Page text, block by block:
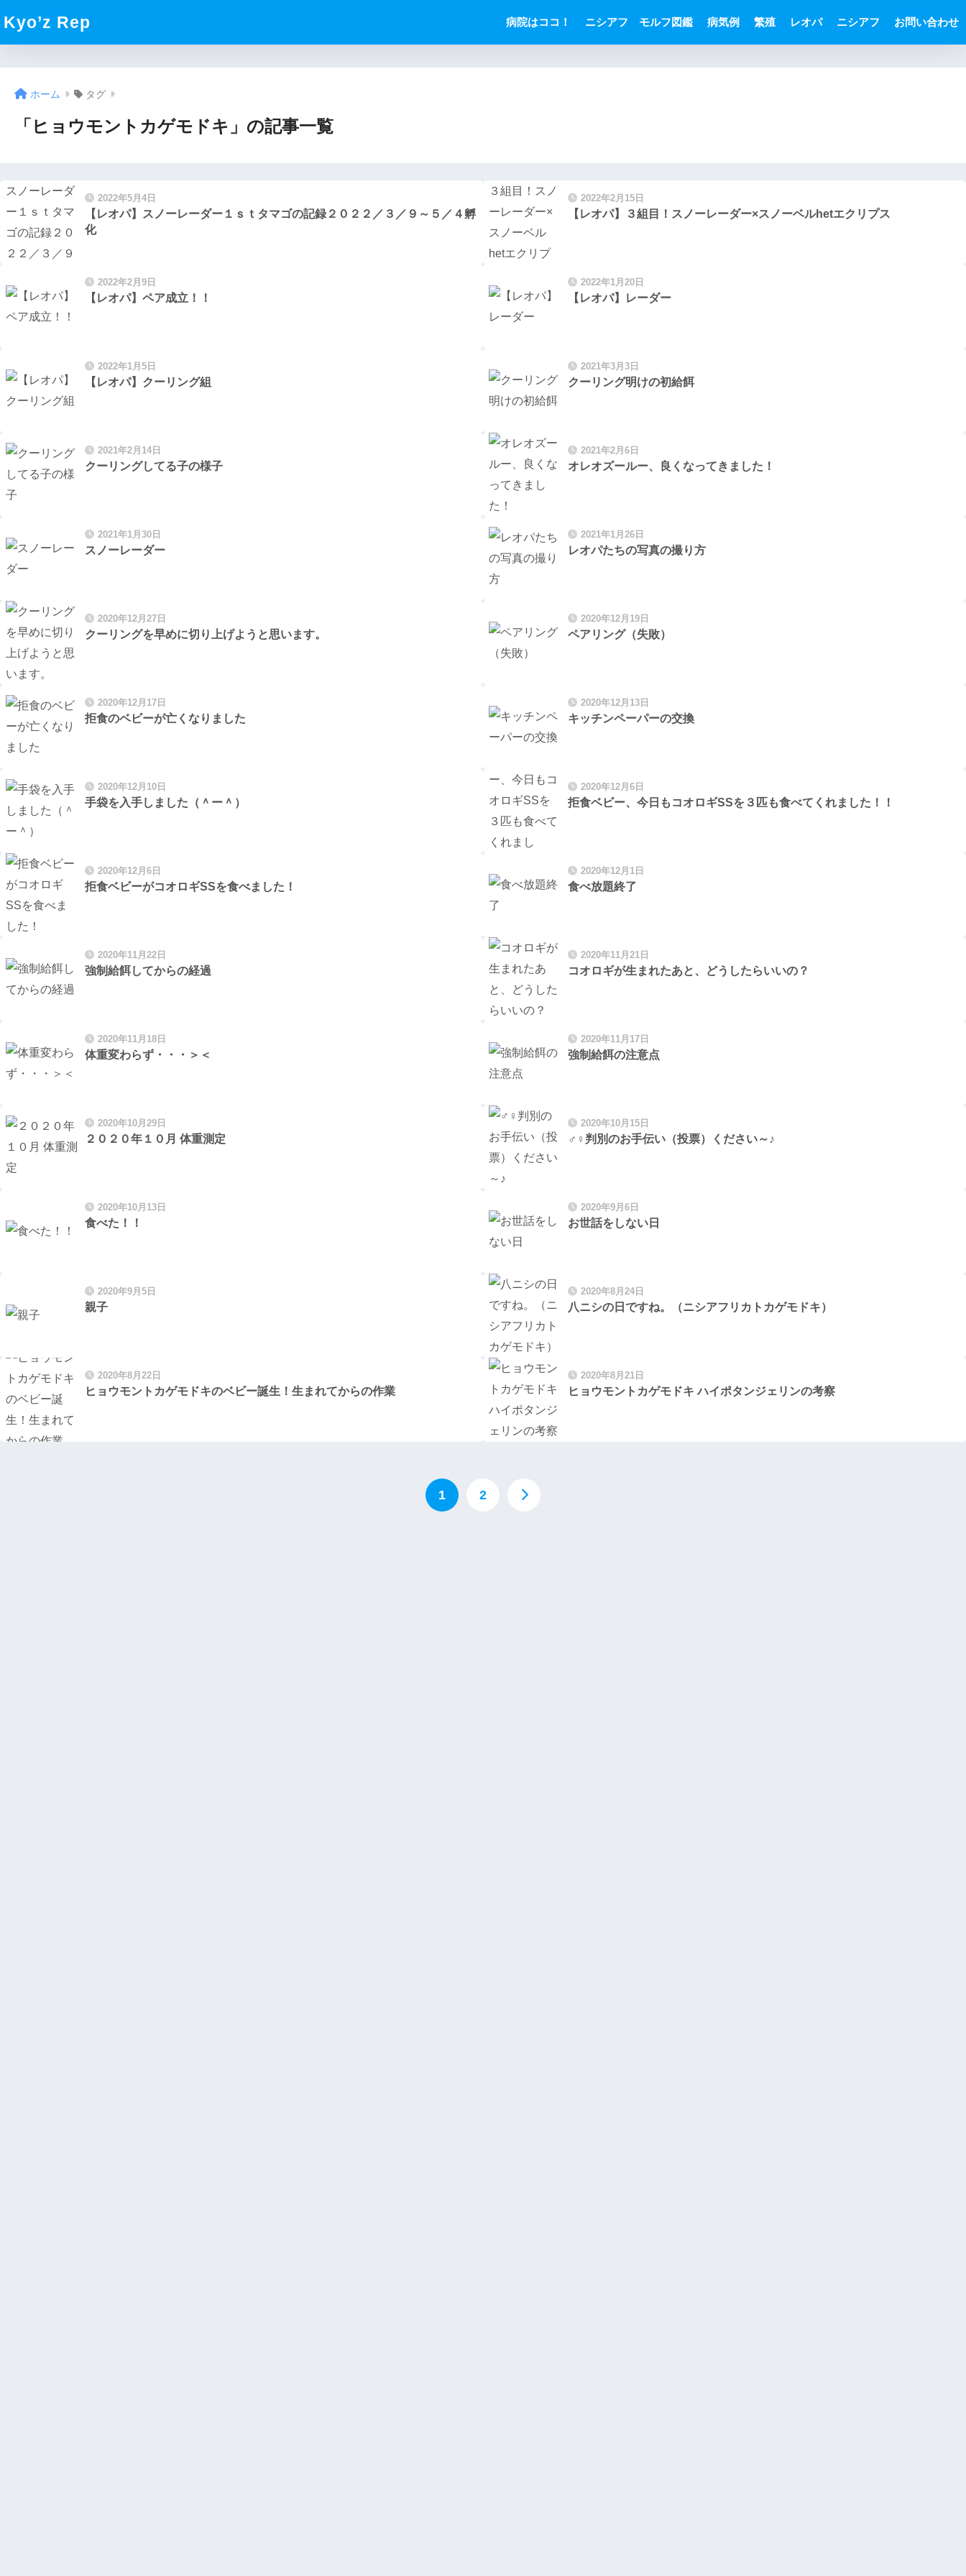
Kyo’z Rep 病院はココ！ ニシアフ モルフ図鑑 病気例 繁殖 レオパ ニシアフ お問い合わせ
ホーム タグ
「ヒョウモントカゲモドキ」の記事一覧
2022年5月4日
【レオパ】スノーレーダー１ｓｔタマゴの記録２０２２／３／９～５／４孵
化
2022年2月15日
【レオパ】３組目！スノーレーダー×スノーベルhetエクリプス
2022年2月9日
【レオパ】ペア成立！！
2022年1月20日
【レオパ】レーダー
2022年1月5日
【レオパ】クーリング組
2021年3月3日
クーリング明けの初給餌
2021年2月14日
クーリングしてる子の様子
2021年2月6日
オレオズールー、良くなってきました！
2021年1月30日
スノーレーダー
2021年1月26日
レオパたちの写真の撮り方
2020年12月27日
クーリングを早めに切り上げようと思います。
2020年12月19日
ペアリング（失敗）
2020年12月17日
拒食のベビーが亡くなりました
2020年12月13日
キッチンペーパーの交換
2020年12月10日
手袋を入手しました（＾ー＾）
2020年12月6日
拒食ベビー、今日もコオロギSSを３匹も食べてくれました！！
2020年12月6日
拒食ベビーがコオロギSSを食べました！
2020年12月1日
食べ放題終了
2020年11月22日
強制給餌してからの経過
2020年11月21日
コオロギが生まれたあと、どうしたらいいの？
2020年11月18日
体重変わらず・・・＞＜
2020年11月17日
強制給餌の注意点
2020年10月29日
２０２０年１０月 体重測定
2020年10月15日
♂♀判別のお手伝い（投票）ください～♪
2020年10月13日
食べた！！
2020年9月6日
お世話をしない日
2020年9月5日
親子
2020年8月24日
八ニシの日ですね。（ニシアフリカトカゲモドキ）
2020年8月22日
ヒョウモントカゲモドキのベビー誕生！生まれてからの作業
2020年8月21日
ヒョウモントカゲモドキ ハイポタンジェリンの考察
1 2